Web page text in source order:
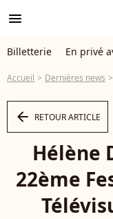
menu
Billetterie En privé
Accueil Dernières news
arrow_left RETOUR ARTICLE
Hélène
22ème